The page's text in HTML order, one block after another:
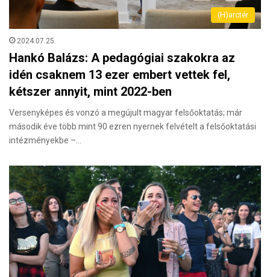
(H)arctér
2024.07.25.
Hankó Balázs: A pedagógiai szakokra az
idén csaknem 13 ezer embert vettek fel,
kétszer annyit, mint 2022-ben
Versenyképes és vonzó a megújult magyar felsőoktatás; már
második éve több mint 90 ezren nyernek felvételt a felsőoktatási
intézményekbe –…